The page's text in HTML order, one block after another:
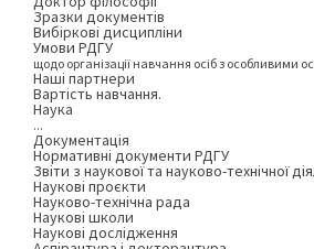
Зразки документів
Вибіркові дисципліни
Умови РДГУ
щодо організації навчання осіб з особливими
Наші партнери
Вартість навчання.
Наука
...
Документація
Нормативні документи РДГУ
Звіти з наукової та науково-технічної
Наукові проєкти
Науково-технічна рада
Наукові школи
Наукові дослідження